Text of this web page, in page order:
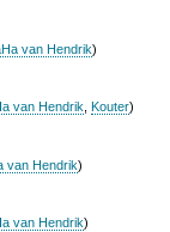
van Hendrik)
van Hendrik Kouter)
van Hendrik)
van Hendrik)